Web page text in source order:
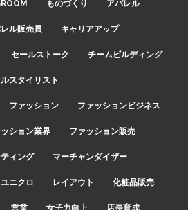
ものづくり アパレル
ル販売員 キャリアアップ
セールストーク チームビルディング
スタイリスト
ファッション ファッションビジネス
ション業界 ファッション販売
ィング マーチャンダイザー
ユニクロ レイアウト 化粧品販売